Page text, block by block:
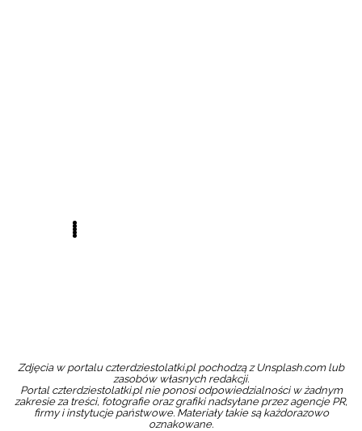
Zdjęcia w portalu czterdziestolatki.pl pochodzą z Unsplash.com lub
zasobów własnych redakcji.
Portal czterdziestolatki.pl nie ponosi odpowiedzialności w żadnym
zakresie za treści, fotografie oraz grafiki nadsyłane przez agencje PR,
firmy i instytucje państwowe. Materiały takie są każdorazowo
oznakowane.